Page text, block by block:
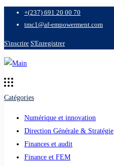
+(237) 691 20 00 70
tmc1@af-empowerment.com
S'inscrire S'Enregistrer
Catégories
Numérique et innovation
Direction Générale & Stratégie
Finances et audit
Finance et FEM